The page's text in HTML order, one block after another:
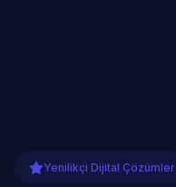
Yenilikçi Dijital Çözümler